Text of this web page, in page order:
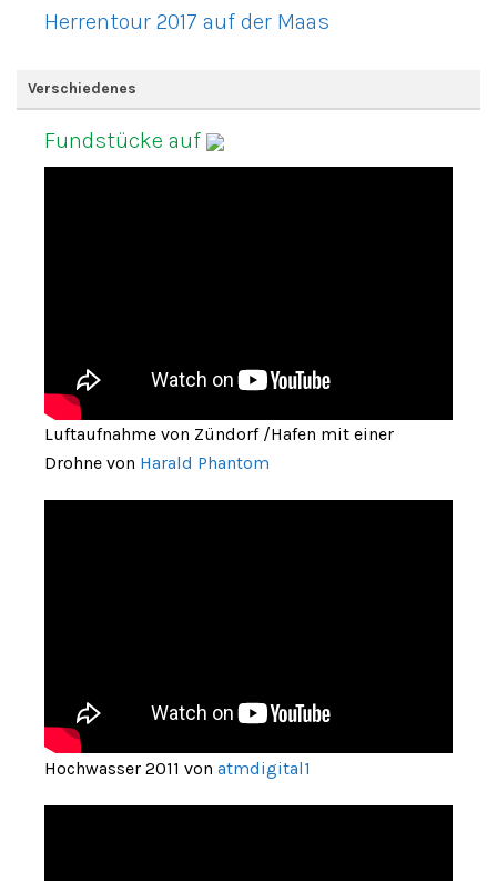
Herrentour 2017 auf der Maas
Verschiedenes
Fundstücke auf
Luftaufnahme von Zündorf /Hafen mit einer
Drohne von Harald Phantom
Hochwasser 2011 von atmdigital1